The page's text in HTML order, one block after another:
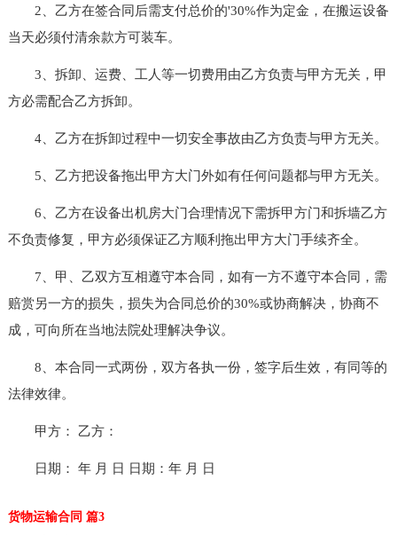
2、乙方在签合同后需支付总价的'30%作为定金，在搬运设备
当天必须付清余款方可装车。
3、拆卸、运费、工人等一切费用由乙方负责与甲方无关，甲
方必需配合乙方拆卸。
4、乙方在拆卸过程中一切安全事故由乙方负责与甲方无关。
5、乙方把设备拖出甲方大门外如有任何问题都与甲方无关。
6、乙方在设备出机房大门合理情况下需拆甲方门和拆墙乙方
不负责修复，甲方必须保证乙方顺利拖出甲方大门手续齐全。
7、甲、乙双方互相遵守本合同，如有一方不遵守本合同，需
赔赏另一方的损失，损失为合同总价的30%或协商解决，协商不
成，可向所在当地法院处理解决争议。
8、本合同一式两份，双方各执一份，签字后生效，有同等的
法律效律。
甲方： 乙方：
日期： 年 月 日 日期：年 月 日
货物运输合同 篇3